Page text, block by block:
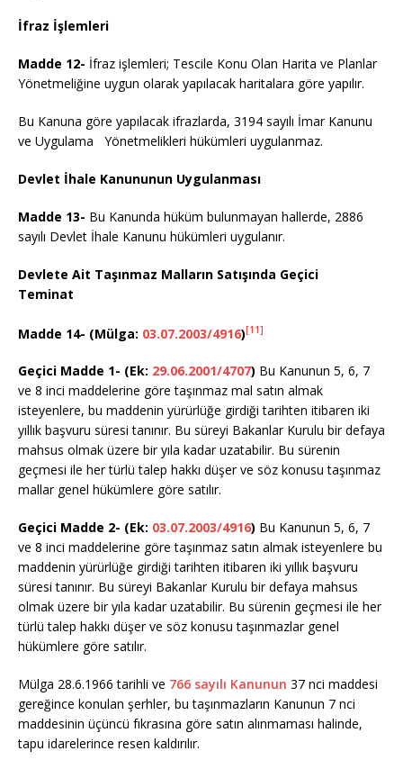
İfraz İşlemleri
Madde 12- İfraz işlemleri; Tescile Konu Olan Harita ve Planlar
Yönetmeliğine uygun olarak yapılacak haritalara göre yapılır.
Bu Kanuna göre yapılacak ifrazlarda, 3194 sayılı İmar Kanunu
ve Uygulama Yönetmelikleri hükümleri uygulanmaz.
Devlet İhale Kanununun Uygulanması
Madde 13- Bu Kanunda hüküm bulunmayan hallerde, 2886
sayılı Devlet İhale Kanunu hükümleri uygulanır.
Devlete Ait Taşınmaz Malların Satışında Geçici
Teminat
Madde 14- (Mülga: 03.07.2003/4916)[11]
Geçici Madde 1- (Ek: 29.06.2001/4707) Bu Kanunun 5, 6, 7
ve 8 inci maddelerine göre taşınmaz mal satın almak
isteyenlere, bu maddenin yürürlüğe girdiği tarihten itibaren iki
yıllık başvuru süresi tanınır. Bu süreyi Bakanlar Kurulu bir defaya
mahsus olmak üzere bir yıla kadar uzatabilir. Bu sürenin
geçmesi ile her türlü talep hakkı düşer ve söz konusu taşınmaz
mallar genel hükümlere göre satılır.
Geçici Madde 2- (Ek: 03.07.2003/4916) Bu Kanunun 5, 6, 7
ve 8 inci maddelerine göre taşınmaz satın almak isteyenlere bu
maddenin yürürlüğe girdiği tarihten itibaren iki yıllık başvuru
süresi tanınır. Bu süreyi Bakanlar Kurulu bir defaya mahsus
olmak üzere bir yıla kadar uzatabilir. Bu sürenin geçmesi ile her
türlü talep hakkı düşer ve söz konusu taşınmazlar genel
hükümlere göre satılır.
Mülga 28.6.1966 tarihli ve 766 sayılı Kanunun 37 nci maddesi
gereğince konulan şerhler, bu taşınmazların Kanunun 7 nci
maddesinin üçüncü fıkrasına göre satın alınmaması halinde,
tapu idarelerince resen kaldırılır.